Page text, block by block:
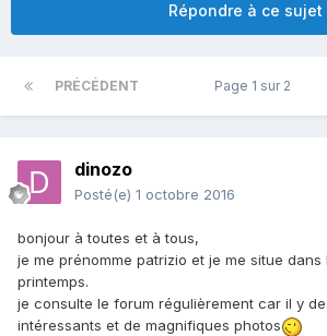
Répondre à ce sujet
PRÉCÉDENT Page 1 sur 2
dinozo
Posté(e) 1 octobre 2016
bonjour à toutes et à tous,
je me prénomme patrizio et je me situe
printemps.
je consulte le forum régulièrement car il y
intéressants et de magnifiques photos